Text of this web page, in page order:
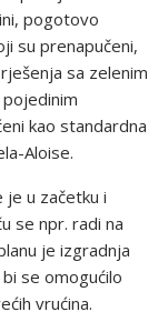
pogotovo
su prenapučeni,
sa zelenim
kao standardna
Aloise.
je u začetku i
se npr. radi na
je izgradnja
se omogućilo
vrućina.